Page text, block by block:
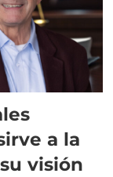
a la
visión